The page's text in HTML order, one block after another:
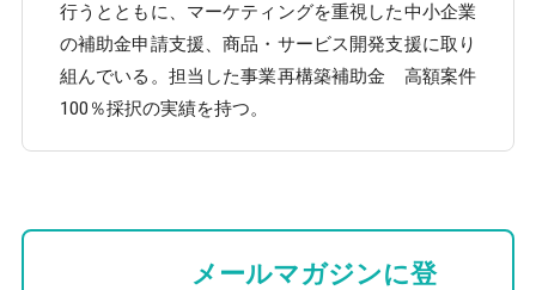
行うとともに、マーケティングを重視した中小企業
の補助金申請支援、商品・サービス開発支援に取り
組んでいる。担当した事業再構築補助金 高額案件
100％採択の実績を持つ。
メールマガジンに登